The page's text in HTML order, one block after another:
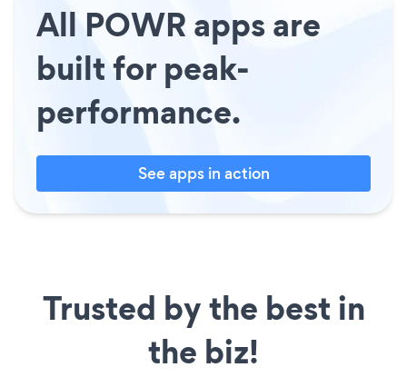
All POWR apps are
built for peak-
performance.
See apps in action
Trusted by the best in
the biz!